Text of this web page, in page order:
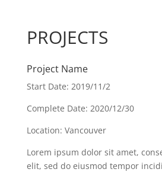
PROJECTS
Project Name
Start Date: 2019/11/2
Complete Date: 2020/12/30
Location: Vancouver
Lorem ipsum dolor sit amet,
elit, sed do eiusmod tempor